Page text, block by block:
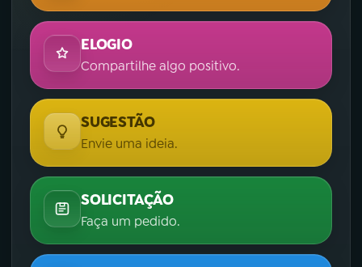
ELOGIO
Compartilhe algo positivo.
SUGESTÃO
Envie uma ideia.
SOLICITAÇÃO
Faça um pedido.